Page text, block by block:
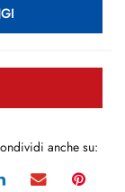
anche su: